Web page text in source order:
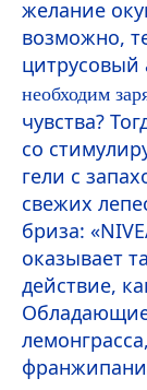
желание
возможно,
цитрусовый
необходим
чувства?
со
гели с
свежих
бриза: «
оказывает
действие,